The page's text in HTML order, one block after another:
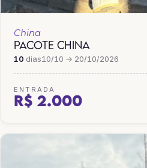
China
PACOTE CHINA
10 dias10/10 → 20/10/2026
ENTRADA
R$ 2.000